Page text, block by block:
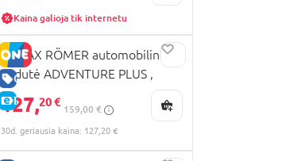
Kaina galioja tik internetu
GERA KAINA
E-KAINA
BRITAX RÖMER automobilinė
kėdutė ADVENTURE PLUS ,
space black, 2000036852
127,20 €
159,00 €
30d. geriausia kaina: 127,20 €